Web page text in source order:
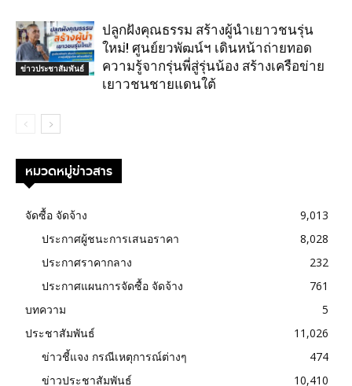
ข่าวประชาสัมพันธ์
ปลูกฝังคุณธรรม สร้างผู้นำเยาวชนรุ่น
ใหม่! ศูนย์ยวพัฒน์ฯ เดินหน้าถ่ายทอด
ความรู้จากรุ่นพี่สู่รุ่นน้อง สร้างเครือข่าย
เยาวชนชายแดนใต้
หมวดหมู่ข่าวสาร
จัดซื้อ จัดจ้าง
9,013
ประกาศผู้ชนะการเสนอราคา
8,028
ประกาศราคากลาง
232
ประกาศแผนการจัดซื้อ จัดจ้าง
761
บทความ
5
ประชาสัมพันธ์
11,026
ข่าวชี้แจง กรณีเหตุการณ์ต่างๆ
474
ข่าวประชาสัมพันธ์
10,410